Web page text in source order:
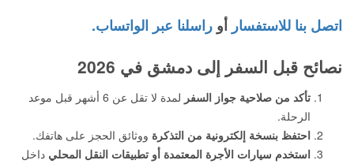
اتصل بنا للاستفسار أو راسلنا عبر الواتساب.
نصائح قبل السفر إلى دمشق في 2026
تأكد من صلاحية جواز السفر
لمدة لا تقل عن 6 أشهر قبل موعد
الرحلة.
احتفظ بنسخة إلكترونية من التذكرة ووثائق الحجز على هاتفك.
استخدم سيارات الأجرة المعتمدة أو تطبيقات النقل المحلي داخل